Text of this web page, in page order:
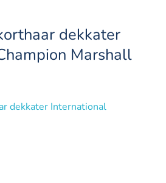
dekkater
Marshall